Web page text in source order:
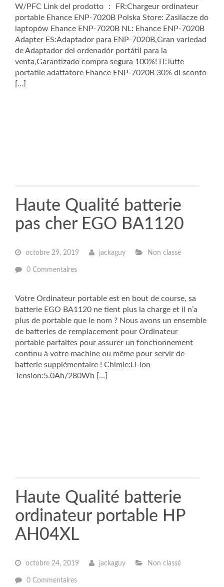
W/PFC Link del prodotto ： FR:Chargeur ordinateur
portable Ehance ENP-7020B Polska Store: Zasilacze do
laptopów Ehance ENP-7020B NL: Ehance ENP-7020B
Adapter ES:Adaptador para ENP-7020B,Gran variedad
de Adaptador del ordenadór portátil para la
venta,Garantizado compra segura 100%! IT:Tutte
portatile adattatore Ehance ENP-7020B 30% di sconto
[…]
Haute Qualité batterie
pas cher EGO BA1120
octobre 29, 2019 jackaguy Non classé
0 Commentaires
Votre Ordinateur portable est en bout de course, sa
batterie EGO BA1120 ne tient plus la charge et il n’a
plus de portable que le nom ? Nous avons un ensemble
de batteries de remplacement pour Ordinateur
portable parfaites pour assurer un fonctionnement
continu à votre machine ou même pour servir de
batterie supplémentaire ! Chimie:Li-ion
Tension:5.0Ah/280Wh […]
Haute Qualité batterie
ordinateur portable HP
AH04XL
octobre 24, 2019 jackaguy Non classé
0 Commentaires